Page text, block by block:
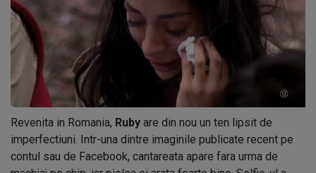
Revenita in Romania, Ruby are din nou un ten lipsit de
imperfectiuni. Intr-una dintre imaginile publicate recent pe
contul sau de Facebook, cantareata apare fara urma de